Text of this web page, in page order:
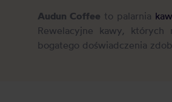
Audun Coffee to palarnia
Rewelacyjne kawy,
bogatego doświadczenia